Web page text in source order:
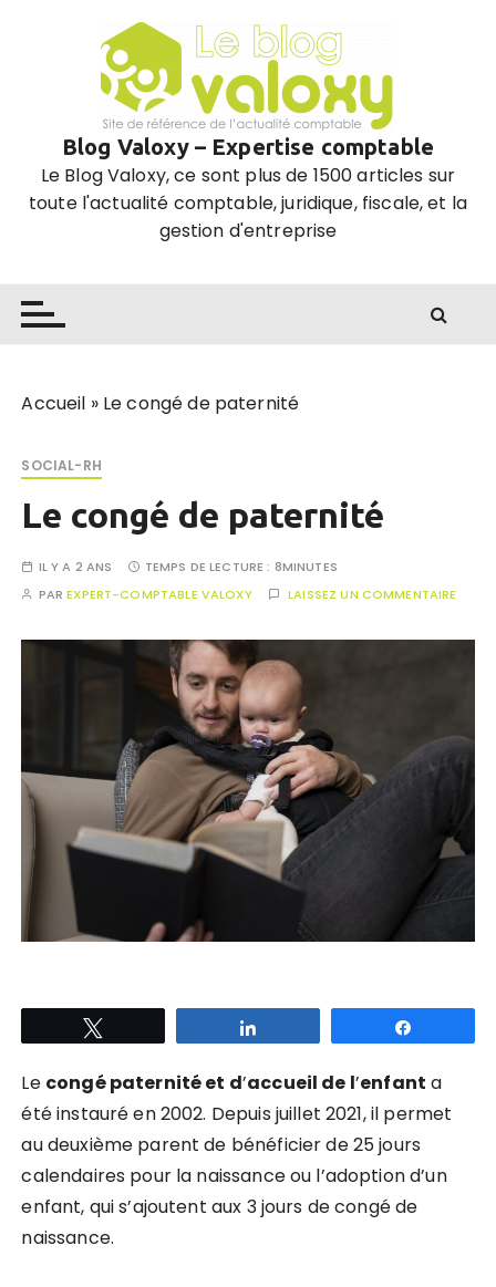
Blog Valoxy – Expertise comptable
Le Blog Valoxy, ce sont plus de 1500 articles sur
toute l'actualité comptable, juridique, fiscale, et la
gestion d'entreprise
Accueil » Le congé de paternité
SOCIAL-RH
Le congé de paternité
IL Y A 2 ANS TEMPS DE LECTURE : 8MINUTES
PAREXPERT-COMPTABLE VALOXY LAISSEZ UN COMMENTAIRE
Le congé paternité et d’accueil de l’enfant a
été instauré en 2002. Depuis juillet 2021, il permet
au deuxième parent de bénéficier de 25 jours
calendaires pour la naissance ou l’adoption d’un
enfant, qui s’ajoutent aux 3 jours de congé de
naissance.